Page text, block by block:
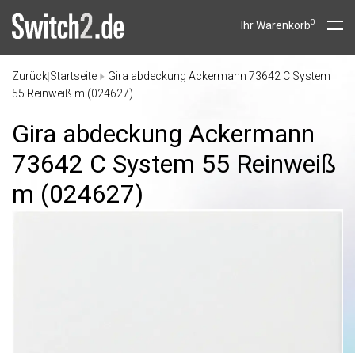
Ihr Warenkorb0
Zurück Startseite
Gira abdeckung Ackermann 73642 C System
55 Reinweiß m (024627)
Gira abdeckung Ackermann
73642 C System 55 Reinweiß
m (024627)